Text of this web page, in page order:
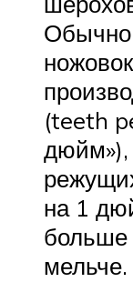
Обычно
(teeth
дюйм»),
на 1
больше
мельче.